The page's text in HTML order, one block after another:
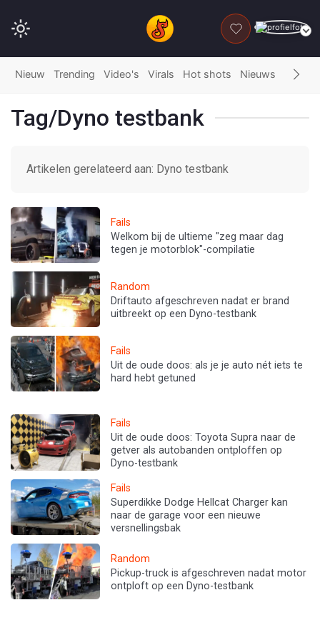
DONEER
Nieuw Trending Video's Virals Hot shots Nieuws Fails
Tag/Dyno testbank
Artikelen gerelateerd aan: Dyno testbank
Fails
Welkom bij de ultieme "zeg maar dag
tegen je motorblok"-compilatie
Random
Driftauto afgeschreven nadat er brand
uitbreekt op een Dyno-testbank
Fails
Uit de oude doos: als je je auto nét iets te
hard hebt getuned
Fails
Uit de oude doos: Toyota Supra naar de
getver als autobanden ontploffen op
Dyno-testbank
Fails
Superdikke Dodge Hellcat Charger kan
naar de garage voor een nieuwe
versnellingsbak
Random
Pickup-truck is afgeschreven nadat motor
ontploft op een Dyno-testbank